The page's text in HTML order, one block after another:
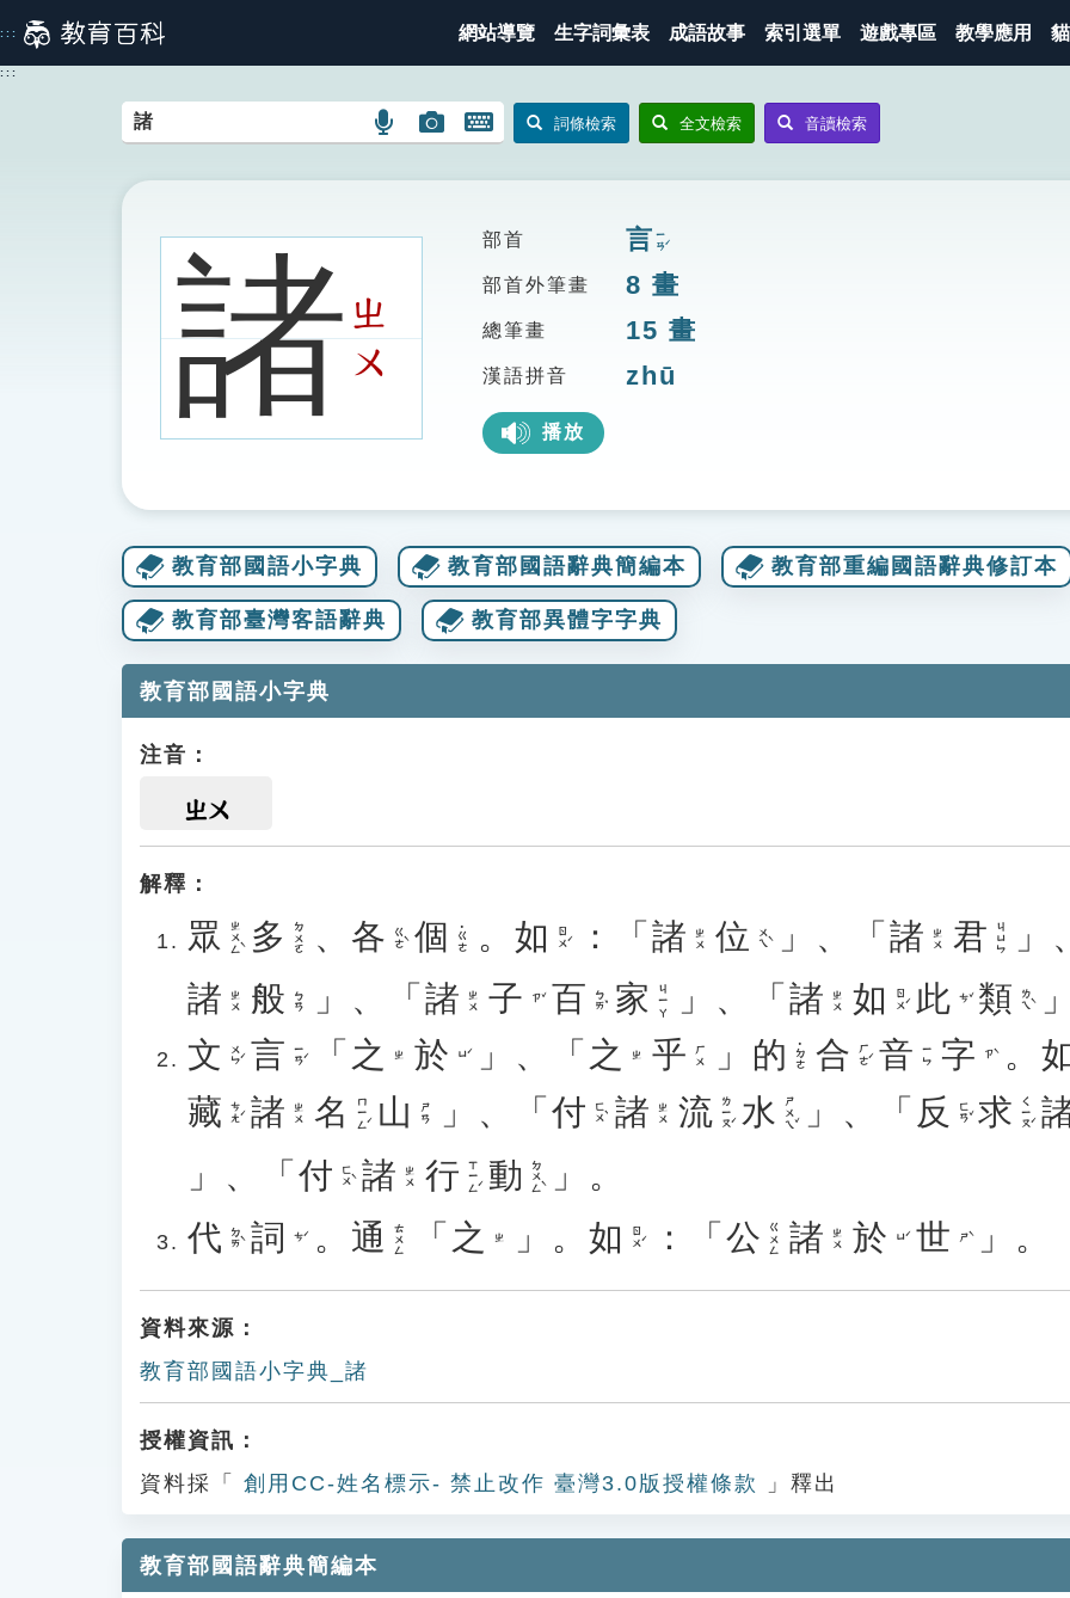
到
主
::: 網站導覽 生字詞彙表 成語故事 索引選單 遊戲專區 教學應用
:::
語
搜
圖
圖
搜
開
鍵
圖
詞條檢索 全文檢索 音讀檢索
諸ㄓ
ㄨ
部首 言ㄧㄢˊ
部首外筆畫 8 畫
總筆畫 15 畫
漢語拼音 zhū
播放
教育部國語小字典 教育部國語辭典簡編本 教育部重編國語辭典修訂本
教育部臺灣客語辭典 教育部異體字字典
教育部國語小字典
注音：
ㄓㄨ
解釋：
眾 ㄓㄨㄥˋ 多 ㄉㄨㄛ 、 各 ㄍㄜˋ 個 ˙ㄍㄜ 。 如 ㄖㄨˊ ：「 諸 ㄓㄨ 位 ㄨㄟˋ 」、「 諸 ㄓㄨ 君 ㄐㄩㄣ
」
諸 ㄓㄨ 般 ㄅㄢ 」、「 諸 ㄓㄨ 子 ㄗˇ 百 ㄅㄞˇ 家 ㄐㄧㄚ 」、「 諸 ㄓㄨ 如 ㄖㄨˊ 此 ㄘˇ 類 ㄌㄟˋ
文 ㄨㄣˊ 言 ㄧㄢˊ 「 之 ㄓ 於 ㄩˊ 」、「 之 ㄓ 乎 ㄏㄨ 」 的 ˙ㄉㄜ 合 ㄏㄜˊ 音 ㄧㄣ 字 ㄗˋ 。
藏 ㄘㄤˊ 諸 ㄓㄨ 名 ㄇㄧㄥˊ 山 ㄕㄢ 」、「 付 ㄈㄨˋ 諸 ㄓㄨ 流 ㄌㄧㄡˊ 水 ㄕㄨㄟˇ 」、「 反 ㄈㄢˇ 求 ㄑㄧㄡˊ
」、「 付 ㄈㄨˋ 諸 ㄓㄨ 行 ㄒㄧㄥˊ 動 ㄉㄨㄥˋ
」。
代 ㄉㄞˋ 詞 ㄘˊ 。 通 ㄊㄨㄥ 「 之 ㄓ 」。 如 ㄖㄨˊ ：「 公 ㄍㄨㄥ 諸 ㄓㄨ 於 ㄩˊ 世 ㄕˋ 」。
資料來源：
教育部國語小字典_諸
授權資訊：
資料採「
創用CC-姓名標示- 禁止改作 臺灣3.0版授權條款 」釋出
教育部國語辭典簡編本